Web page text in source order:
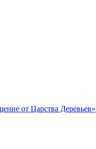
от Царства Деревьев»